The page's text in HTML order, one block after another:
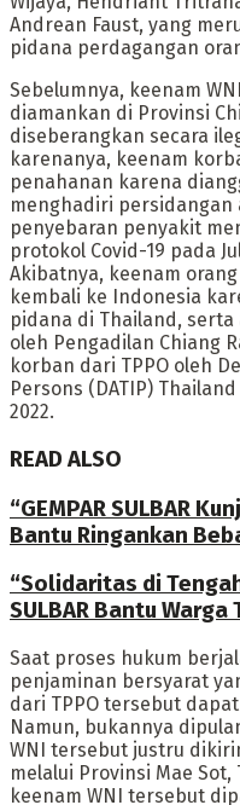
Andrean Faust, yang
pidana perdagangan
Sebelumnya, keenam
diamankan di Provinsi
diseberangkan secara
karenanya, keenam
penahanan karena
menghadiri persidangan
penyebaran penyakit
protokol Covid-19 pada
Akibatnya, keenam
kembali ke Indonesia
pidana di Thailand,
oleh Pengadilan Chiang
korban dari TPPO oleh
Persons (DATIP)
2022.
READ ALSO
“GEMPAR SULBAR
Bantu Ringankan
“Solidaritas di
SULBAR Bantu
Saat proses hukum
penjaminan bersyarat
dari TPPO tersebut
Namun, bukannya
WNI tersebut justru
melalui Provinsi Mae
keenam WNI tersebut